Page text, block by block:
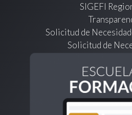
SIGEFI
Solicitud de
Solicitud de